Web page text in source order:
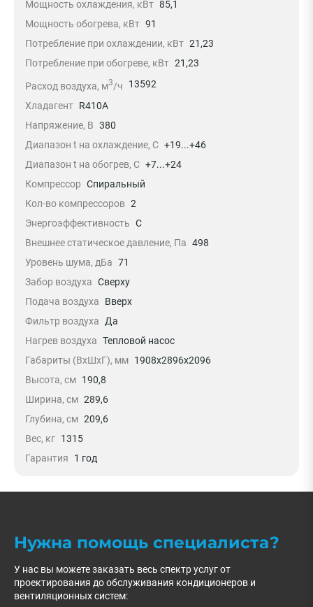
Мощность охлаждения, кВт 85,1
Мощность обогрева, кВт 91
Потребление при охлаждении, кВт 21,23
Потребление при обогреве, кВт 21,23
Расход воздуха, м3/ч
13592
Хладагент R410A
Напряжение, В 380
Диапазон t на охлаждение, С +19...+46
Диапазон t на обогрев, С +7...+24
Компрессор Спиральный
Кол-во компрессоров 2
Энергоэффективность C
Внешнее статическое давление, Па 498
Уровень шума, дБа 71
Забор воздуха Сверху
Подача воздуха
Вверх
Фильтр воздуха
Да
Нагрев воздуха Тепловой насос
Габариты (ВхШхГ), мм 1908х2896х2096
Высота, см 190,8
Ширина, см 289,6
Глубина, см 209,6
Вес, кг 1315
Гарантия
1 год
Нужна помощь специалиста?
У нас вы можете заказать весь спектр услуг от
проектирования до обслуживания кондиционеров и
вентиляционных систем: